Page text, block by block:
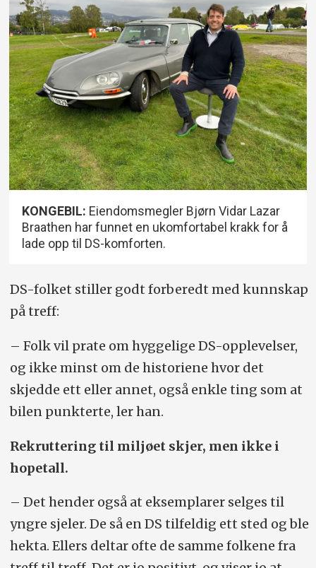
KONGEBIL: Eiendomsmegler Bjørn Vidar Lazar
Braathen har funnet en ukomfortabel krakk for å
lade opp til DS-komforten.
DS-folket stiller godt forberedt med kunnskap
på treff:
– Folk vil prate om hyggelige DS-opplevelser,
og ikke minst om de historiene hvor det
skjedde ett eller annet, også enkle ting som at
bilen punkterte, ler han.
Rekruttering til miljøet skjer, men ikke i
hopetall.
– Det hender også at eksemplarer selges til
yngre sjeler. De så en DS tilfeldig ett sted og ble
hekta. Ellers deltar ofte de samme folkene fra